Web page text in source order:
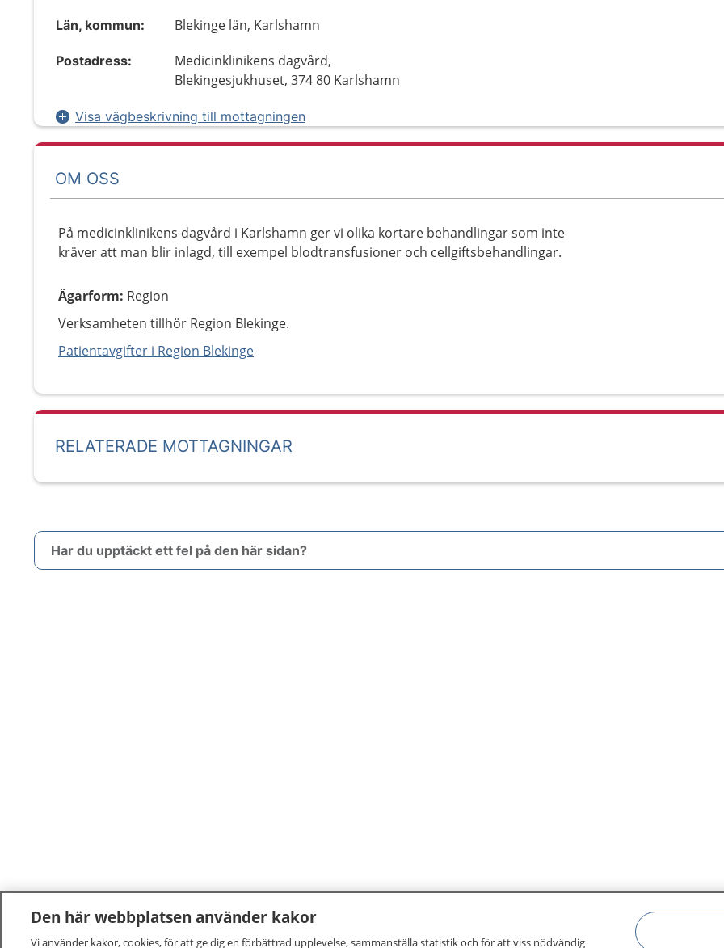
Län, kommun: Blekinge län, Karlshamn
Postadress:
Medicinklinikens dagvård,
Blekingesjukhuset, 374 80 Karlshamn
Visa vägbeskrivning till mottagningen
OM OSS
På medicinklinikens dagvård i Karlshamn ger vi olika kortare behandlingar som inte
kräver att man blir inlagd, till exempel blodtransfusioner och cellgiftsbehandlingar.
Ägarform: Region
Verksamheten tillhör Region Blekinge.
Patientavgifter i Region Blekinge
RELATERADE MOTTAGNINGAR
Har du upptäckt ett fel på den här sidan?
Den här webbplatsen använder kakor
Vi använder kakor, cookies, för att ge dig en förbättrad upplevelse, sammanställa statistik och för att viss nödvändig